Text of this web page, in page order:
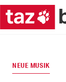
NEUE MUSIK